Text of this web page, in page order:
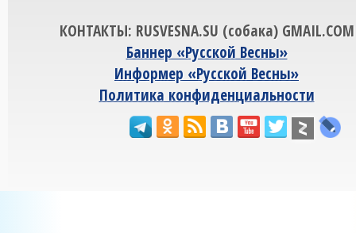
КОНТАКТЫ: RUSVESNA.SU (собака) GMAIL.COM
Баннер «Русской Весны»
Информер «Русской Весны»
Политика конфиденциальности